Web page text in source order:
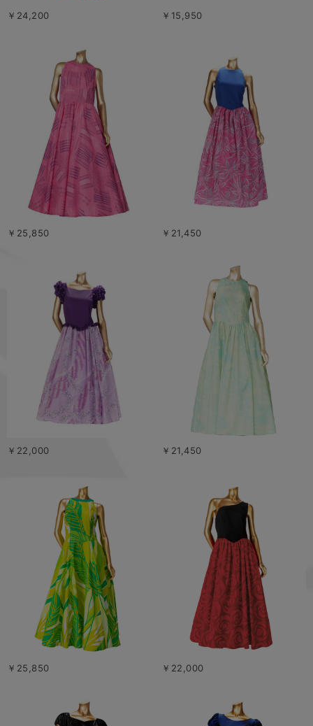
￥24,200 ￥15,950
￥25,850 ￥21,450
￥22,000 ￥21,450
￥25,850 ￥22,000